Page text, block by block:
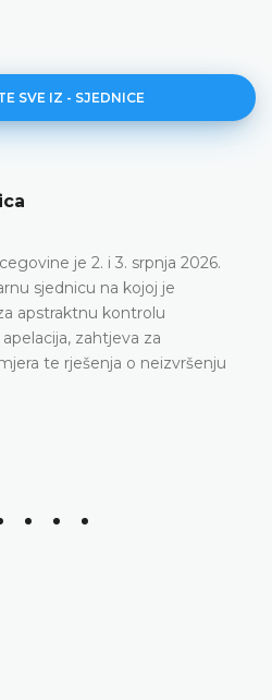
SVE IZ - SJEDNICE
sjednice
održat će 172.
srpnja 2026. godine